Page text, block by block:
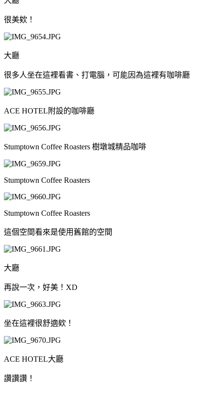
很美欸！
大廳
很多人坐在這裡看書、打電腦，可能因為這裡有咖啡廳
ACE HOTEL附設的咖啡廳
Stumptown Coffee Roasters 樹墩城精品咖啡
Stumptown Coffee Roasters
Stumptown Coffee Roasters
這個空間看來是使用舊館的空間
大廳
再說一次，好美！XD
坐在這裡很舒適欸！
ACE HOTEL大廳
讚讚讚！